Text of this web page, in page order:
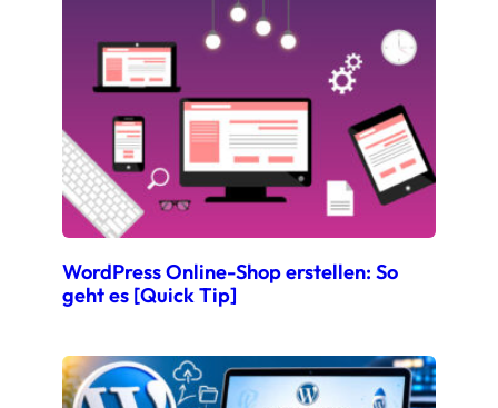
WordPress Online-Shop erstellen: So
geht es [Quick Tip]